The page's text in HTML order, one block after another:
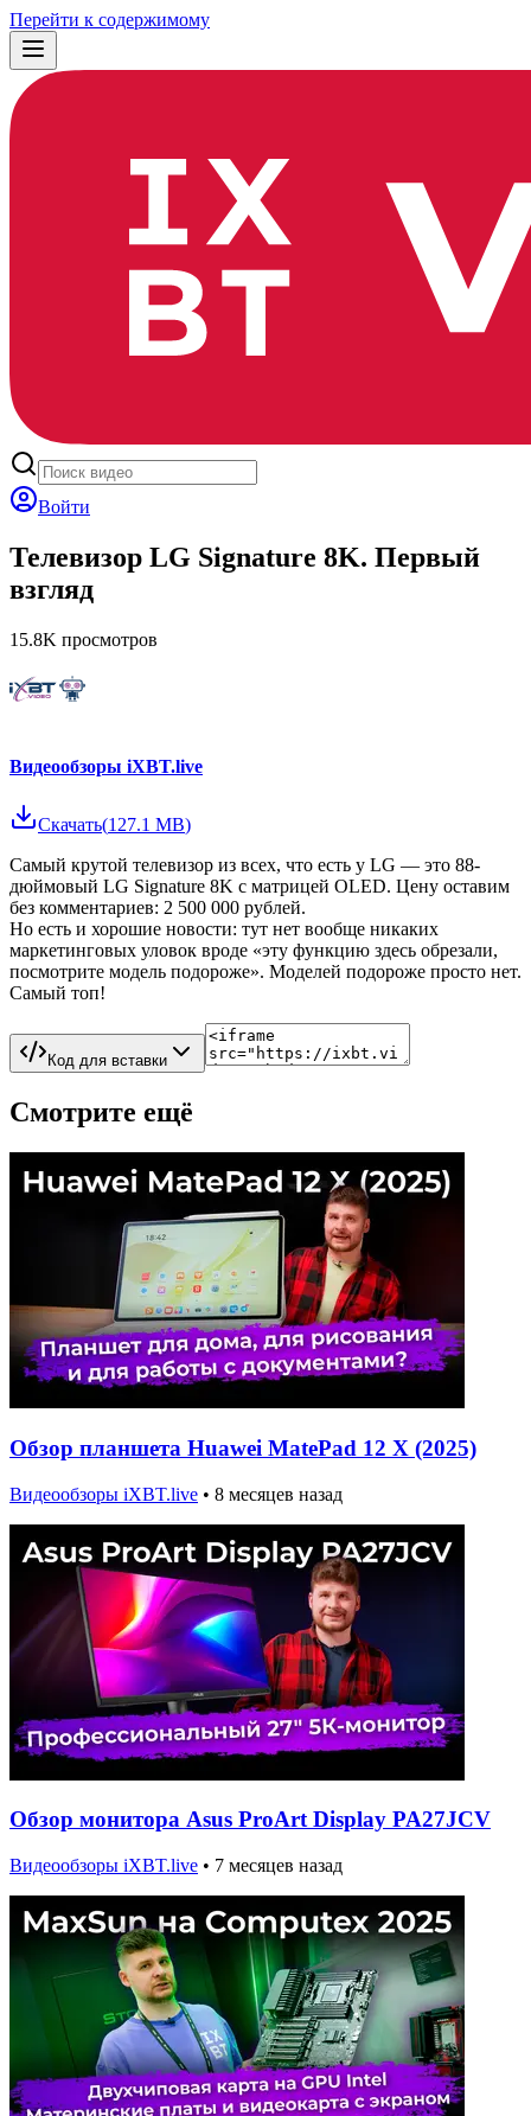
Перейти к содержимому
Войти
Телевизор LG Signature 8K. Первый
взгляд
15.8K просмотров
Видеообзоры iXBT.live
Скачать(127.1 MB)
Самый крутой телевизор из всех, что есть у LG — это 88-
дюймовый LG Signature 8K с матрицей OLED. Цену оставим
без комментариев: 2 500 000 рублей.
Но есть и хорошие новости: тут нет вообще никаких
маркетинговых уловок вроде «эту функцию здесь обрезали,
посмотрите модель подороже». Моделей подороже просто нет.
Самый топ!
Код для вставки
Смотрите ещё
Обзор планшета Huawei MatePad 12 X (2025)
Видеообзоры iXBT.live • 8 месяцев назад
Обзор монитора Asus ProArt Display PA27JCV
Видеообзоры iXBT.live • 7 месяцев назад